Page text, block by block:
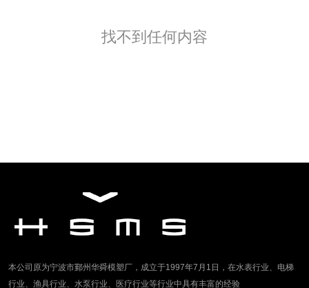
找不到任何内容
本公司原为宁波市鄞州华舜模塑厂，成立于1997年7月1日，在水表行业、电梯
行业、渔具行业、水泵行业、医疗行业等行业中具有丰富的经验